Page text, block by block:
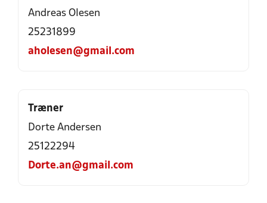
Andreas Olesen
25231899
aholesen@gmail.com
Træner
Dorte Andersen
25122294
Dorte.an@gmail.com